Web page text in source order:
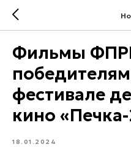
Фильмы
фестивале
кино
18.01.2024